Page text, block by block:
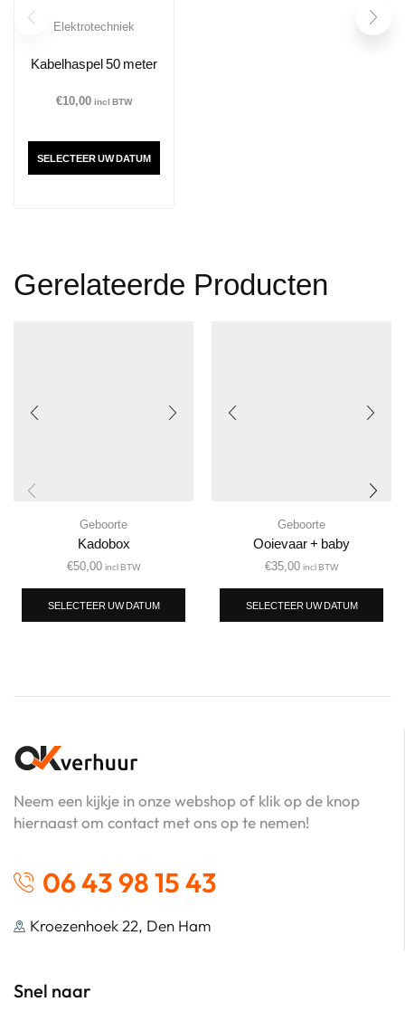
Elektrotechniek
Kabelhaspel 50 meter
€10,00 incl BTW
SELECTEER UW DATUM
Gerelateerde Producten
Geboorte
Kadobox
€50,00 incl BTW
SELECTEER UW DATUM
Geboorte
Ooievaar + baby
€35,00 incl BTW
SELECTEER UW DATUM
Neem een kijkje in onze webshop of klik op de knop
hiernaast om contact met ons op te nemen!
06 43 98 15 43
Kroezenhoek 22, Den Ham
Snel naar